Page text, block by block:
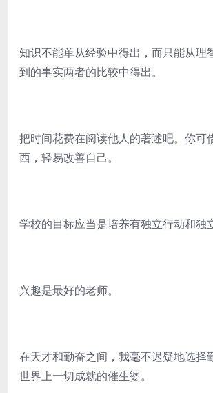
知识不能单从经验中得出，而只能从理
到的事实两者的比较中得出。
把时间花费在阅读他人的著述吧。你可
西，轻易改善自己。
学校的目标应当是培养有独立行动和独
兴趣是最好的老师。
在天才和勤奋之间，我毫不迟疑地选择
世界上一切成就的催生婆。